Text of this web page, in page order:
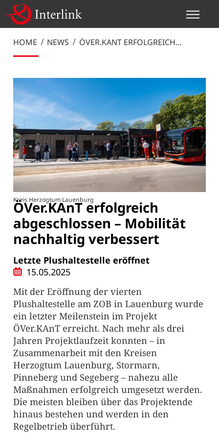
HOME NEWS
ÖVER.KANT ERFOLGREICH
Kreis Herzogtum Lauenburg
ÖVer.KAnT erfolgreich
abgeschlossen – Mobilität
nachhaltig verbessert
Letzte Plushaltestelle eröffnet
15.05.2025
Mit der Eröffnung der vierten
Plushaltestelle am ZOB in Lauenburg wurde
ein letzter Meilenstein im Projekt
ÖVer.KAnT erreicht. Nach mehr als drei
Jahren Projektlaufzeit konnten – in
Zusammenarbeit mit den Kreisen
Herzogtum Lauenburg, Stormarn,
Pinneberg und Segeberg – nahezu alle
Maßnahmen erfolgreich umgesetzt werden.
Die meisten bleiben über das Projektende
hinaus bestehen und werden in den
Regelbetrieb überführt.